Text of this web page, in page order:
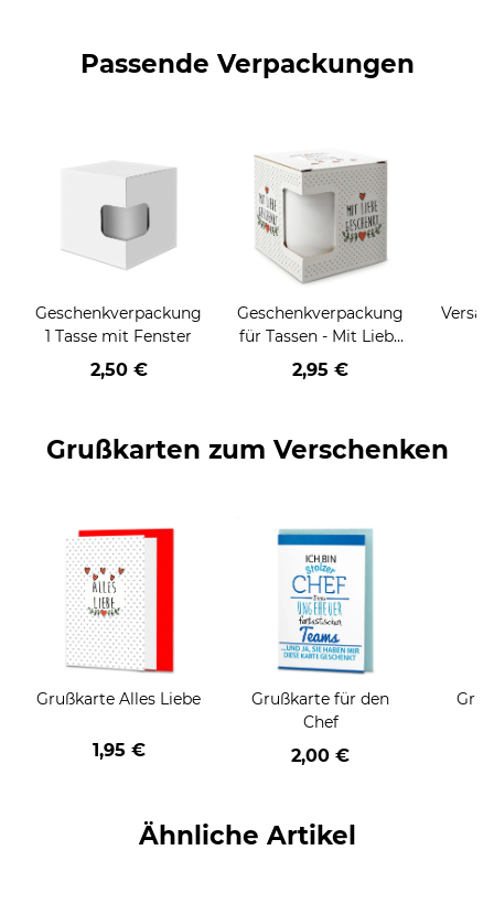
Passende Verpackungen
Geschenkverpackung
1 Tasse mit Fenster
2,50 €
Geschenkverpackung
für Tassen - Mit Liebe
geschenkt
2,95 €
Grußkarten zum Verschenken
Grußkarte Alles Liebe
1,95 €
Grußkarte für den
Chef
2,00 €
Ähnliche Artikel